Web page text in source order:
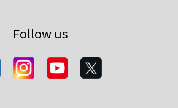
Follow us